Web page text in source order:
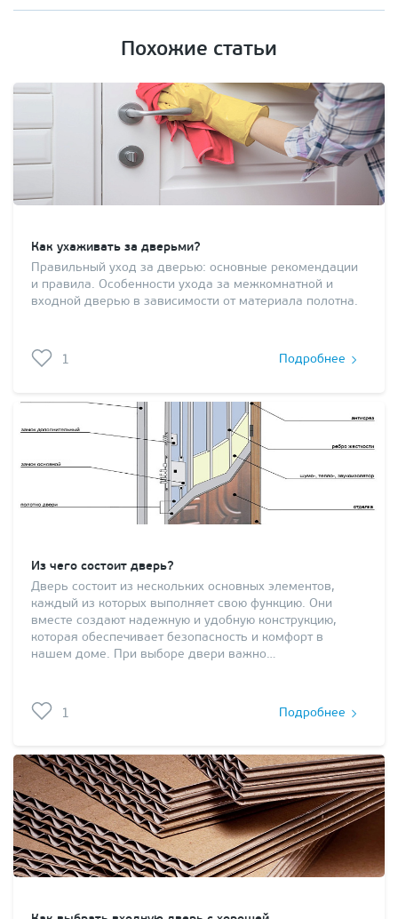
Похожие статьи
Как ухаживать за дверьми?
Правильный уход за дверью: основные рекомендации
и правила. Особенности ухода за межкомнатной и
входной дверью в зависимости от материала полотна.
1 Подробнее
Из чего состоит дверь?
Дверь состоит из нескольких основных элементов,
каждый из которых выполняет свою функцию. Они
вместе создают надежную и удобную конструкцию,
которая обеспечивает безопасность и комфорт в
нашем доме. При выборе двери важно…
1 Подробнее